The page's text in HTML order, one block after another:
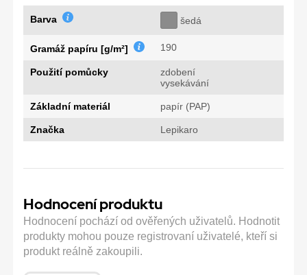
Barva šedá
Gramáž papíru [g/m²] 190
Použití pomůcky
zdobení
vysekávání
Základní materiál papír (PAP)
Značka Lepikaro
Hodnocení produktu
Hodnocení pochází od ověřených uživatelů. Hodnotit
produkty mohou pouze registrovaní uživatelé, kteří si
produkt reálně zakoupili.